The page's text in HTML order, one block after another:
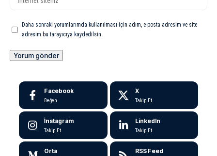
Daha sonraki yorumlarımda kullanılması için adım, e-posta adresim ve site
adresim bu tarayıcıya kaydedilsin.
Facebook
Beğen
X
Takip Et
İnstagram
Takip Et
LinkedIn
Takip Et
Orta RSS Feed